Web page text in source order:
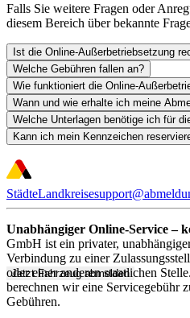
Falls Sie weitere Fragen oder
diesem Bereich über bekannte
Ist die Online-Außerbetriebsetzung
Welche Gebühren fallen an?
Wie funktioniert die Online-
Wann und wie erhalte ich meine
Welche Unterlagen benötige ich für
Kann ich mein Kennzeichen
Jetzt Fahrzeug abmelden
StädteLandkreise
Unabhängiger Online-Service –
GmbH ist ein privater,
Verbindung zu einer
oder einer anderen staatlichen
berechnen wir eine Servicegebühr
Gebühren.